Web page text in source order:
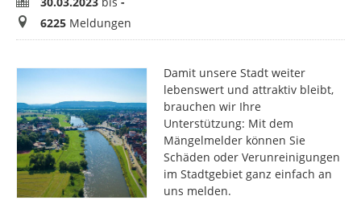
Meldungen
6225 Meldungen
Damit unsere Stadt weiter
lebenswert und attraktiv bleibt,
brauchen wir Ihre
Unterstützung: Mit dem
Mängelmelder können Sie
Schäden oder Verunreinigungen
im Stadtgebiet ganz einfach an
uns melden.